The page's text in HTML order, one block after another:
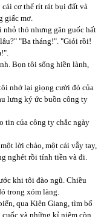
cơ thể rít rát bụi đất và
giấc mơ.
thó nhưng gân guốc hất
"Ba tháng!". "Giỏi rồi!
Bọn tôi sống hiền lành,
nhớ lại giọng cười đó của
lưng ký ức buồn công ty
tin của công ty chắc ngày
lời chào, một cái vẫy tay,
nghét rồi tính tiền và đi.
khi tôi đào ngũ. Chiều
trong xóm làng.
qua Kiên Giang, tìm bố
cuốc và những kỉ niệm còn